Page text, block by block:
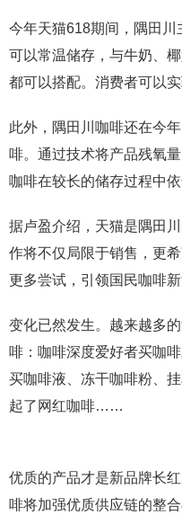
今年天猫618期间，隅田川
可以常温储存，与牛奶、
都可以搭配。消费者可以实
此外，隅田川咖啡还在今
啡。通过技术将产品残氧
咖啡在较长的储存过程中
据卢盈介绍，天猫是隅田
作将不仅局限于销售，更
更多尝试，引领国民咖啡新
变化已然发生。越来越多
啡：咖啡深度爱好者买咖
买咖啡液、冻干咖啡粉、
起了网红咖啡……
优质的产品才是新品牌长
啡将加强优质供应链的整